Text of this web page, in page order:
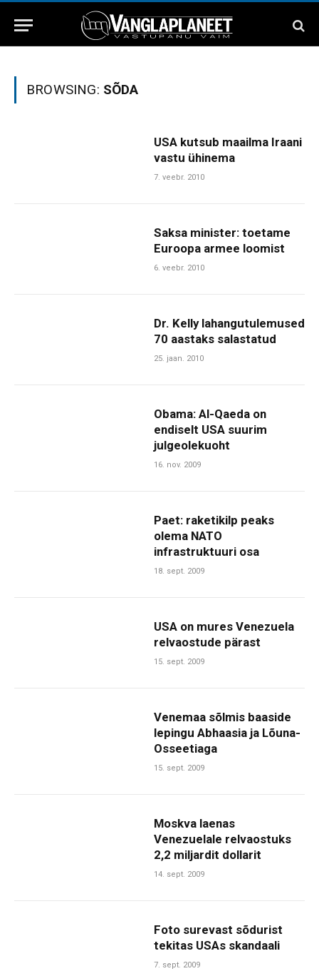
BROWSING: SÕDA
USA kutsub maailma Iraani
vastu ühinema
7. veebr. 2010
Saksa minister: toetame
Euroopa armee loomist
6. veebr. 2010
Dr. Kelly lahangutulemused
70 aastaks salastatud
25. jaan. 2010
Obama: Al-Qaeda on
endiselt USA suurim
julgeolekuoht
16. nov. 2009
Paet: raketikilp peaks
olema NATO
infrastruktuuri osa
18. sept. 2009
USA on mures Venezuela
relvaostude pärast
15. sept. 2009
Venemaa sõlmis baaside
lepingu Abhaasia ja Lõuna-
Osseetiaga
15. sept. 2009
Moskva laenas
Venezuelale relvaostuks
2,2 miljardit dollarit
14. sept. 2009
Foto surevast sõdurist
tekitas USAs skandaali
7. sept. 2009